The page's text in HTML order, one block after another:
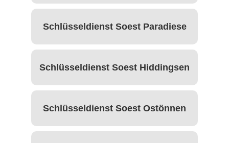
Schlüsseldienst Soest Paradiese
Schlüsseldienst Soest Hiddingsen
Schlüsseldienst Soest Ostönnen